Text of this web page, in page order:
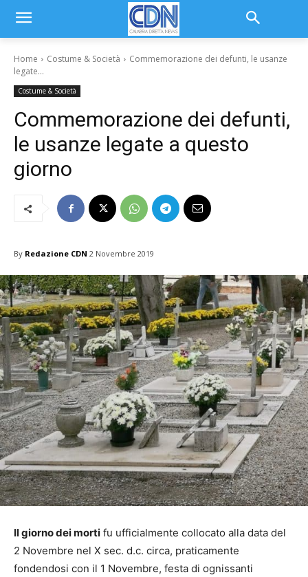
Home Costume & Società
Commemorazione dei defunti, le usanze
legate...
Costume & Società
Commemorazione dei defunti,
le usanze legate a questo
giorno
By Redazione CDN 2 Novembre 2019
Il giorno dei morti fu ufficialmente collocato alla data del
2 Novembre nel X sec. d.c. circa, praticamente
fondendosi con il 1 Novembre, festa di ognissanti